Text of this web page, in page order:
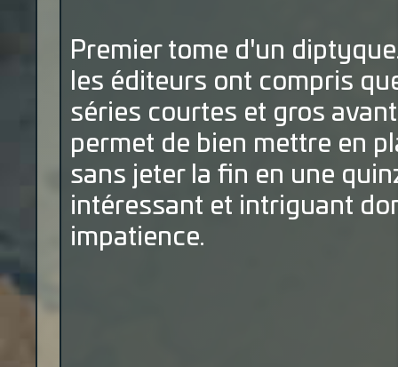
Premier tome d'un
les éditeurs ont compris
séries courtes et gros
permet de bien mettre en
sans jeter la fin en une
intéressant et intriguant
impatience.